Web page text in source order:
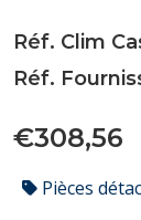
Réf. Clim
Réf.
€308,56
Pièces